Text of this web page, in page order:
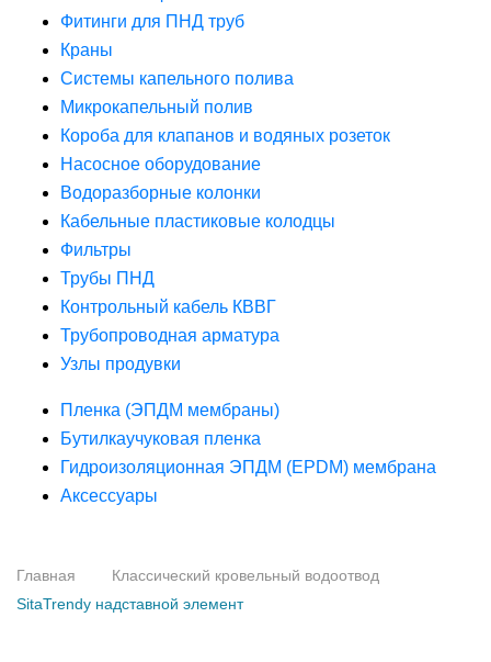
Фитинги для ПНД труб
Краны
Системы капельного полива
Микрокапельный полив
Короба для клапанов и водяных розеток
Насосное оборудование
Водоразборные колонки
Кабельные пластиковые колодцы
Фильтры
Трубы ПНД
Контрольный кабель КВВГ
Трубопроводная арматура
Узлы продувки
Пленка (ЭПДМ мембраны)
Бутилкаучуковая пленка
Гидроизоляционная ЭПДМ (EPDM) мембрана
Аксессуары
Главная
Классический кровельный водоотвод
SitaTrendy надставной элемент